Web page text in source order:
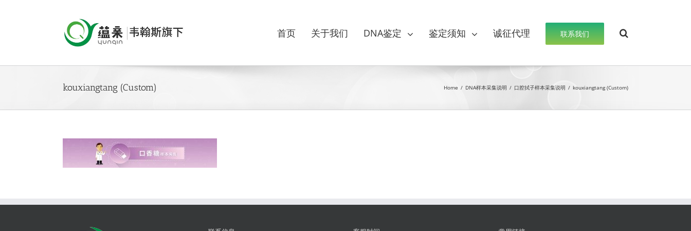
首页 关于我们 DNA鉴定 鉴定须知 诚征代理 联系我们
kouxiangtang (Custom) Home / DNA样本采集说明 / 口腔拭子样本采集说明 / kouxiangtang (Custom)